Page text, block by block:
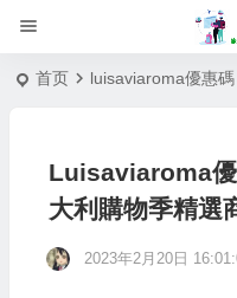
首页 luisaviaroma優惠碼
Luisaviaroma
大利購物季精選
2023年2月20日